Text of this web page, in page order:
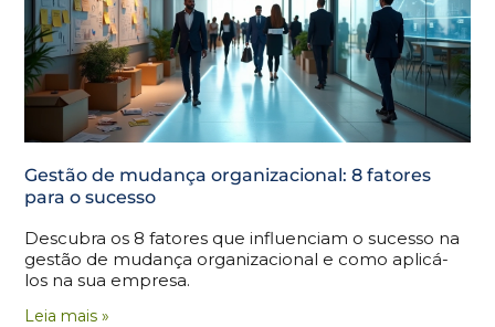
Gestão de mudança organizacional: 8 fatores
para o sucesso
Descubra os 8 fatores que influenciam o sucesso na
gestão de mudança organizacional e como aplicá-
los na sua empresa.
Leia mais »